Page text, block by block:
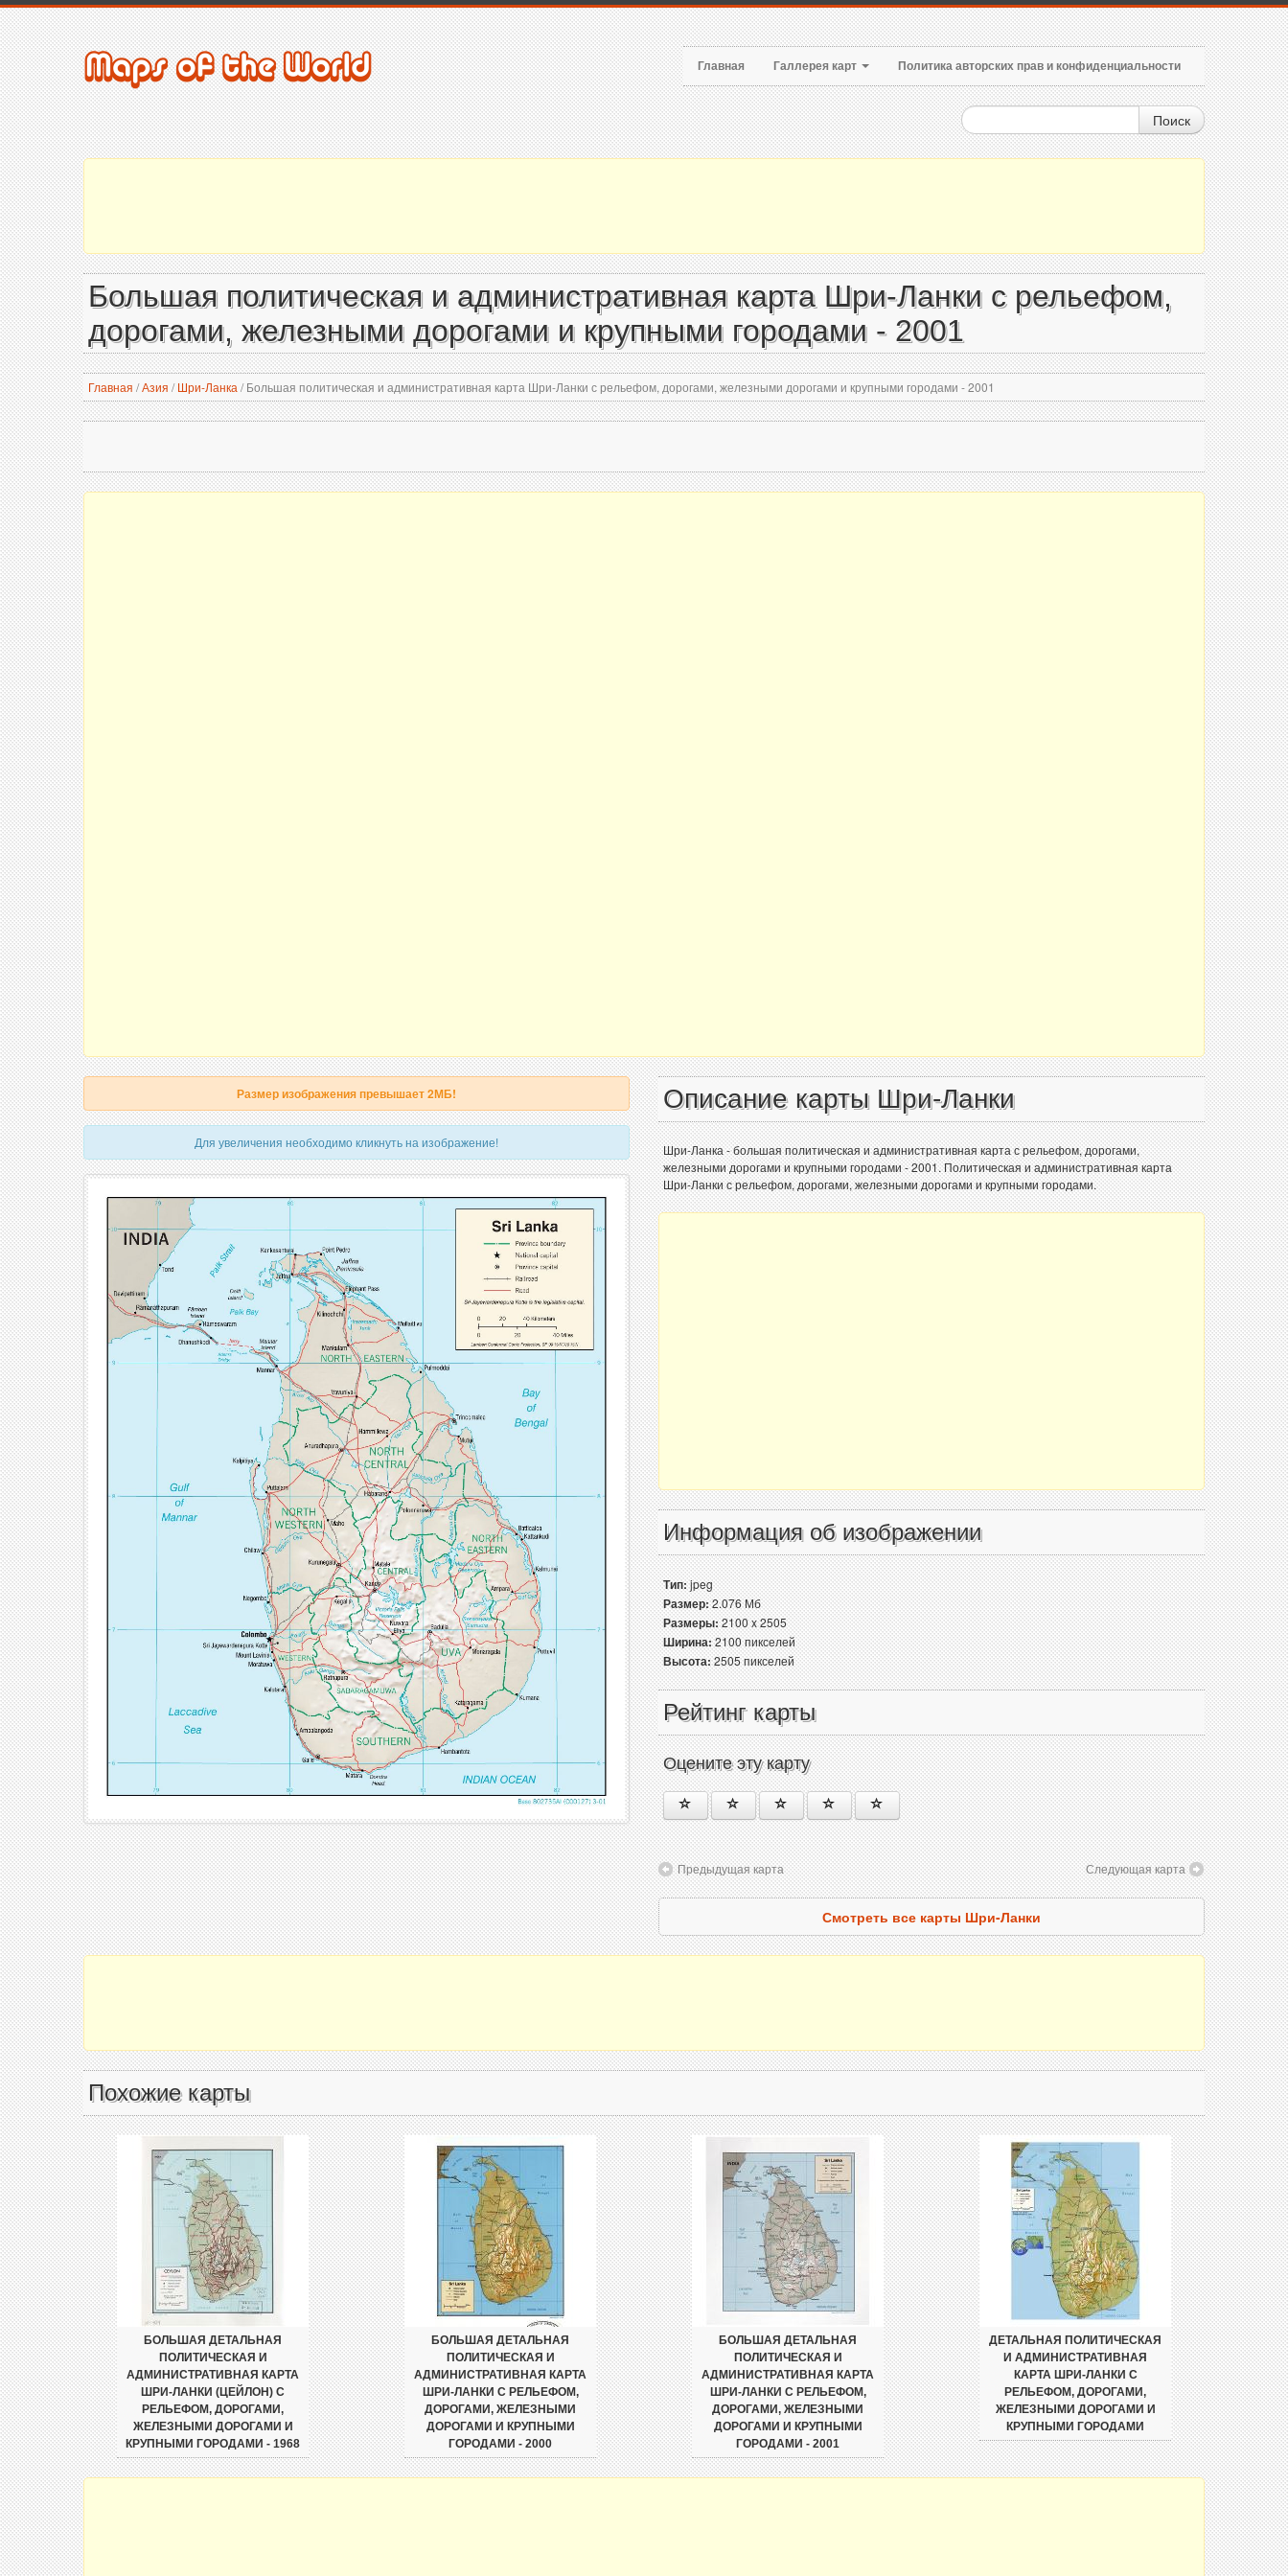
Главная Галлерея карт Политика авторских прав и конфиденциальности
Поиск
Большая политическая и административная карта Шри-Ланки с рельефом,
дорогами, железными дорогами и крупными городами - 2001
Главная /Азия / Шри-Ланка /Большая политическая и административная карта Шри-Ланки с рельефом, дорогами, железными дорогами и крупными городами - 2001
Размер изображения превышает 2МБ!
Для увеличения необходимо кликнуть на изображение!
Описание карты Шри-Ланки
Шри-Ланка - большая политическая и административная карта с рельефом, дорогами,
железными дорогами и крупными городами - 2001. Политическая и административная карта
Шри-Ланки с рельефом, дорогами, железными дорогами и крупными городами.
Информация об изображении
Тип:jpeg
Размер:2.076 Мб
Размеры:2100 x 2505
Ширина:2100 пикселей
Высота:2505 пикселей
Рейтинг карты
Оцените эту карту
Предыдущая карта Следующая карта
Смотреть все карты Шри-Ланки
Похожие карты
БОЛЬШАЯ ДЕТАЛЬНАЯ
ПОЛИТИЧЕСКАЯ И
АДМИНИСТРАТИВНАЯ КАРТА
ШРИ-ЛАНКИ (ЦЕЙЛОН) С
РЕЛЬЕФОМ, ДОРОГАМИ,
ЖЕЛЕЗНЫМИ ДОРОГАМИ И
КРУПНЫМИ ГОРОДАМИ - 1968
БОЛЬШАЯ ДЕТАЛЬНАЯ
ПОЛИТИЧЕСКАЯ И
АДМИНИСТРАТИВНАЯ КАРТА
ШРИ-ЛАНКИ С РЕЛЬЕФОМ,
ДОРОГАМИ, ЖЕЛЕЗНЫМИ
ДОРОГАМИ И КРУПНЫМИ
ГОРОДАМИ - 2000
БОЛЬШАЯ ДЕТАЛЬНАЯ
ПОЛИТИЧЕСКАЯ И
АДМИНИСТРАТИВНАЯ КАРТА
ШРИ-ЛАНКИ С РЕЛЬЕФОМ,
ДОРОГАМИ, ЖЕЛЕЗНЫМИ
ДОРОГАМИ И КРУПНЫМИ
ГОРОДАМИ - 2001
ДЕТАЛЬНАЯ ПОЛИТИЧЕСКАЯ
И АДМИНИСТРАТИВНАЯ
КАРТА ШРИ-ЛАНКИ С
РЕЛЬЕФОМ, ДОРОГАМИ,
ЖЕЛЕЗНЫМИ ДОРОГАМИ И
КРУПНЫМИ ГОРОДАМИ